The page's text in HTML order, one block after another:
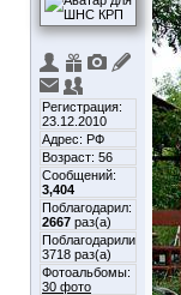
Регистрация:
23.12.2010
Адрес: РФ
Возраст: 56
Сообщений:
3,404
Поблагодарил:
2667 раз(а)
Поблагодарили
3718 раз(а)
Фотоальбомы:
30 фото